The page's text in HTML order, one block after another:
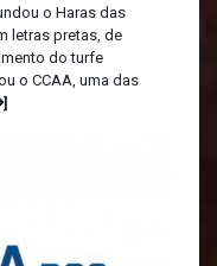
o Haras das
letras pretas, de
do turfe
o CCAA, uma das
]